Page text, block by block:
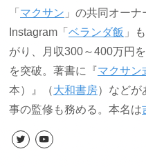
「 マクサン 」の共同オー
Instagram「 ベランダ飯 」
がり、月収300～400万円
を突破。著書に『マクサン
本）』（大和書房）などが
事の監修も務める。本名は